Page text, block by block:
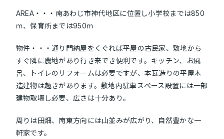
AREA・・・南あわじ市神代地区に位置し小学校までは850
ｍ、保育所までは950ｍ
物件・・・通り門納屋をくぐれば平屋の古民家、敷地から
すぐ隣に農地があり行き来でき便利です。キッチン、お風
呂、トイレのリフォームは必要ですが、本瓦造りの平屋木
造建物は趣きがあります。敷地内駐車スぺース設置には一部
建物取壊し必要、広さは十分あり。
周りは田畑、南東方向には山並みが広がり、自然豊かな一
軒家です。